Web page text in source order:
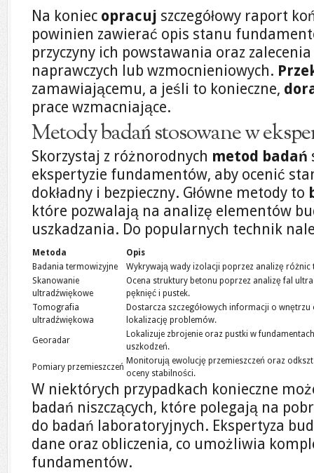
Na koniec opracuj szczegółowy raport
powinien zawierać opis stanu
przyczyny ich powstawania oraz zalecenia
naprawczych lub wzmocnieniowych.
zamawiającemu, a jeśli to konieczne,
prace wzmacniające.
Metody badań stosowane w
Skorzystaj z różnorodnych metod badań
ekspertyzie fundamentów, aby ocenić
dokładny i bezpieczny. Główne metody to
które pozwalają na analizę elementów
uszkadzania. Do popularnych technik
Metoda
Opis
Badania termowizyjne
Wykrywają wady izolacji poprzez analizę
Skanowanie
ultradźwiękowe
Ocena struktury betonu poprzez analizę fal
pęknięć i pustek.
Tomografia
ultradźwiękowa
Dostarcza szczegółowych informacji o
lokalizację problemów.
Georadar
Lokalizuje zbrojenie oraz pustki w
uszkodzeń.
Pomiary przemieszczeń
Monitorują ewolucję przemieszczeń oraz
oceny stabilności.
W niektórych przypadkach konieczne
badań niszczących, które polegają na
do badań laboratoryjnych. Ekspertyza
dane oraz obliczenia, co umożliwia
fundamentów.